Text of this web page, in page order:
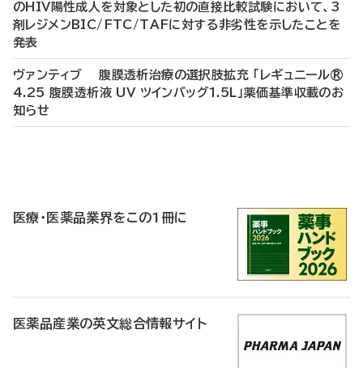
のHIV陽性成人を対象とした初の直接比較試験において、3
剤レジメンBIC/FTC/TAFに対する非劣性を示したことを
発表
ヴァンティブ 腹膜透析治療の選択肢拡充 「レギュニール®
4.25 腹膜透析液 UV ツインバッグ1.5L」薬価基準収載のお
知らせ
医療・医薬品業界をこの1冊に
医薬品産業の英文総合情報サイト